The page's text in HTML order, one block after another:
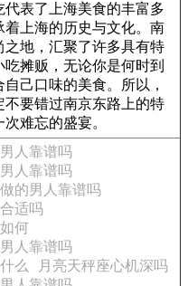
表了上海美食的丰富多
上海的历史与文化。南
地，汇聚了许多具有特
摊贩，无论你是何时到
己口味的美食。所以，
要错过南京东路上的特
难忘的盛宴。
人靠谱吗
人靠谱吗
的男人靠谱吗
适吗
何
人靠谱吗
么
月亮天秤座心机深吗